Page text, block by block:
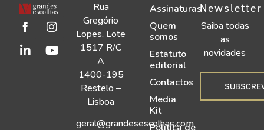
Rua
Gregório
Lopes, Lote
1517 R/C
A
1400-195
Restelo –
Lisboa
geral@grandesescolhas.com
Assinaturas
Quem
somos
Estatuto
editorial
Contactos
Media
Kit
Newsletter
Saiba todas
as
novidades